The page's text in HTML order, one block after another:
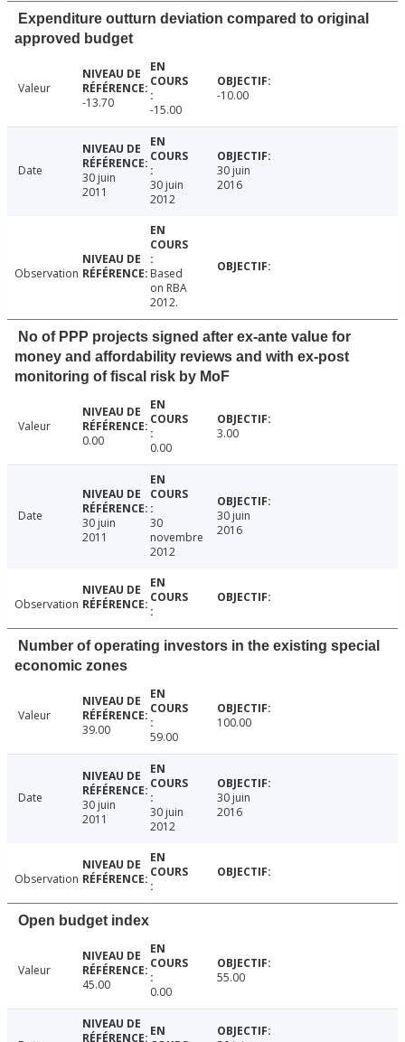
Expenditure outturn deviation compared to original
approved budget
Valeur
-13.70
-15.00
-10.00
Date
30 juin
2011
30 juin
2012
30 juin
2016
Observation
Based
on RBA
2012.
No of PPP projects signed after ex-ante value for
money and affordability reviews and with ex-post
monitoring of fiscal risk by MoF
Valeur
0.00
0.00
3.00
Date
30 juin
2011
30
novembre
2012
30 juin
2016
Observation
Number of operating investors in the existing special
economic zones
Valeur
39.00
59.00
100.00
Date
30 juin
2011
30 juin
2012
30 juin
2016
Observation
Open budget index
Valeur
45.00
0.00
55.00